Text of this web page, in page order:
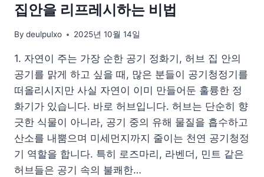
이
드
집안을 리프레시하는 비법
By deulpulxo 2025년 10월 14일
1. 자연이 주는 가장 순한 공기 정화기, 허브 집 안의
공기를 맑게 하고 싶을 때, 많은 분들이 공기청정기를
떠올리시지만 사실 자연이 이미 만들어둔 훌륭한 정
화기가 있습니다. 바로 허브입니다. 허브는 단순히 향
긋한 식물이 아니라, 공기 중의 유해 물질을 흡수하고
산소를 내뿜으며 미세먼지까지 줄이는 천연 공기청정
기 역할을 합니다. 특히 로즈마리, 라벤더, 민트 같은
허브들은 공기 속의 불쾌한…